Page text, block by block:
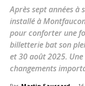
Après sept années à
installé à
pour conforter une
billetterie bat son
et 30 août 2025.
changements